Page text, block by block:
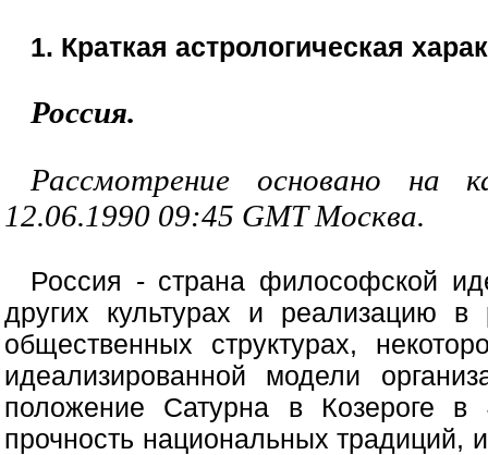
1. Краткая астрологическая
Россия.
Рассмотрение основано на
12.06.1990 09:45 GMT Москва.
Россия - страна философской
других культурах и реализацию
общественных структурах,
идеализированной модели
положение Сатурна в Козероге
прочность национальных традиций,